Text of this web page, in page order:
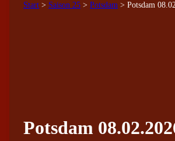
Start > Saison 25 > Potsdam > Potsdam
Potsdam